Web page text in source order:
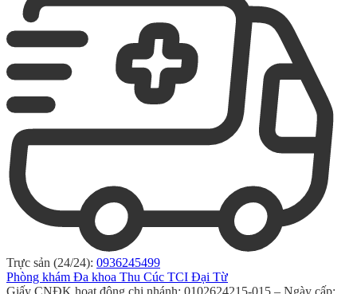
Trực sản (24/24): 0936245499
Phòng khám Đa khoa Thu Cúc TCI Đại Từ
Giấy CNĐK hoạt động chi nhánh: 0102624215-015 – Ngày cấp: